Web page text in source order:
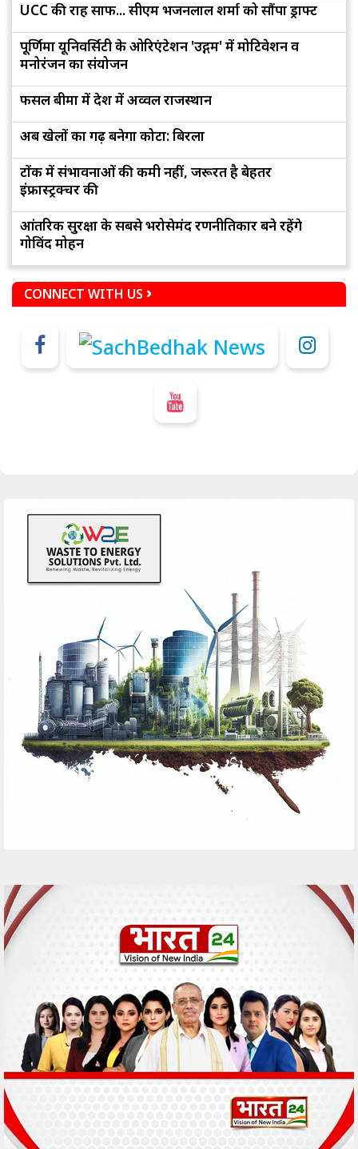
UCC की राह साफ... सीएम भजनलाल शर्मा को सौंपा ड्राफ्ट
पूर्णिमा यूनिवर्सिटी के ओरिएंटेशन 'उद्गम' में मोटिवेशन व
मनोरंजन का संयोजन
फसल बीमा में देश में अव्वल राजस्थान
अब खेलों का गढ़ बनेगा कोटा: बिरला
टोंक में संभावनाओं की कमी नहीं, जरूरत है बेहतर
इंफ्रास्ट्रक्चर की
आंतरिक सुरक्षा के सबसे भरोसेमंद रणनीतिकार बने रहेंगे
गोविंद मोहन
CONNECT WITH US